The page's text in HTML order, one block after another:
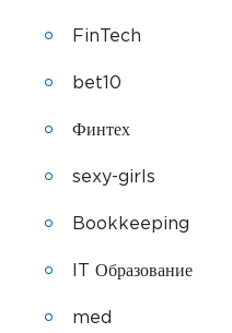
FinTech
bet10
Финтех
sexy-girls
Bookkeeping
IT Образование
med